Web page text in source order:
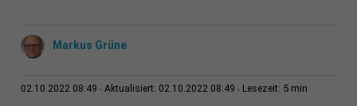
Markus Grüne
02.10.2022 08:49 Aktualisiert: 02.10.2022 08:49 Lesezeit: 5 min